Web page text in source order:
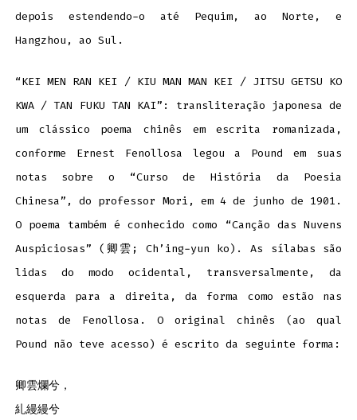
depois estendendo-o até Pequim, ao Norte, e
Hangzhou, ao Sul.
“KEI MEN RAN KEI / KIU MAN MAN KEI / JITSU GETSU KO
KWA / TAN FUKU TAN KAI”: transliteração japonesa de
um clássico poema chinês em escrita romanizada,
conforme Ernest Fenollosa legou a Pound em suas
notas sobre o “Curso de História da Poesia
Chinesa”, do professor Mori, em 4 de junho de 1901.
O poema também é conhecido como “Canção das Nuvens
Auspiciosas” (卿雲; Ch’ing-yun ko). As sílabas são
lidas do modo ocidental, transversalmente, da
esquerda para a direita, da forma como estão nas
notas de Fenollosa. O original chinês (ao qual
Pound não teve acesso) é escrito da seguinte forma:
卿雲爛兮，
糺縵縵兮